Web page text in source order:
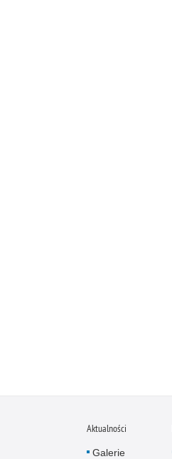
Aktualności
Galerie